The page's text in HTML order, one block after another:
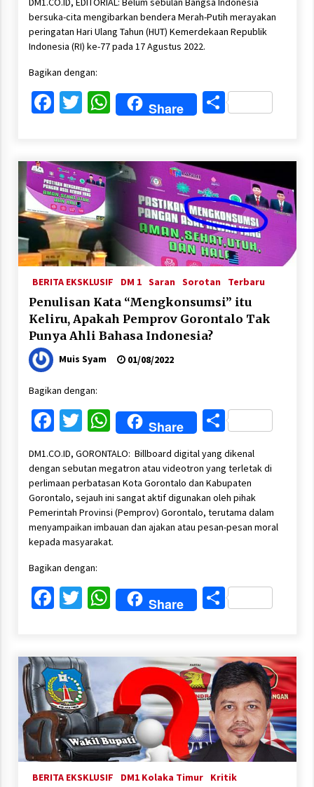
bersuka-cita mengibarkan bendera Merah-Putih merayakan
peringatan Hari Ulang Tahun (HUT) Kemerdekaan Republik
Indonesia (RI) ke-77 pada 17 Agustus 2022.
Bagikan dengan:
Facebook
Twitter
WhatsApp
Share Share
BERITA EKSKLUSIF DM 1 Saran Sorotan Terbaru
Penulisan Kata “Mengkonsumsi” itu
Keliru, Apakah Pemprov Gorontalo Tak
Punya Ahli Bahasa Indonesia?
Muis Syam 01/08/2022
Bagikan dengan:
Facebook
Twitter
WhatsApp
Share Share
DM1.CO.ID, GORONTALO: Billboard digital yang dikenal
dengan sebutan megatron atau videotron yang terletak di
perlimaan perbatasan Kota Gorontalo dan Kabupaten
Gorontalo, sejauh ini sangat aktif digunakan oleh pihak
Pemerintah Provinsi (Pemprov) Gorontalo, terutama dalam
menyampaikan imbauan dan ajakan atau pesan-pesan moral
kepada masyarakat.
Bagikan dengan:
Facebook
Twitter
WhatsApp
Share Share
BERITA EKSKLUSIF DM1 Kolaka Timur
Kritik